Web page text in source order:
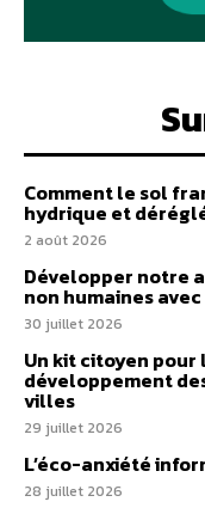
Comment le sol
hydrique et
2 août 2026
Développer notre
non humaines
30 juillet 2026
Un kit citoyen
développement
villes
29 juillet 2026
L’éco-anxiété
28 juillet 2026